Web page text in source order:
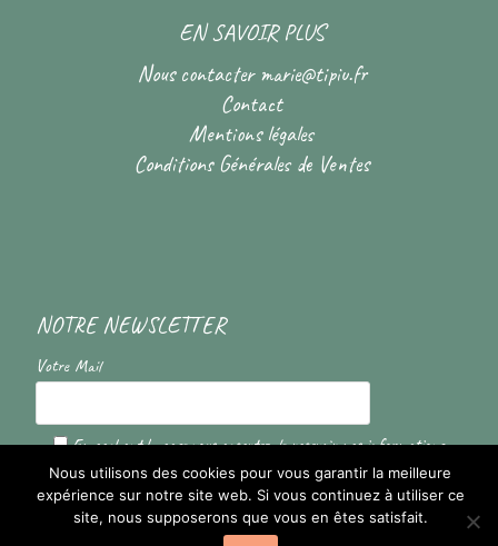
EN SAVOIR PLUS
Nous contacter marie@tipiu.fr
Contact
Mentions légales
Conditions Générales de Ventes
NOTRE NEWSLETTER
Votre Mail
En cochant la case vous acceptez de recevoir nos informations
Nous utilisons des cookies pour vous garantir la meilleure
expérience sur notre site web. Si vous continuez à utiliser ce
site, nous supposerons que vous en êtes satisfait.